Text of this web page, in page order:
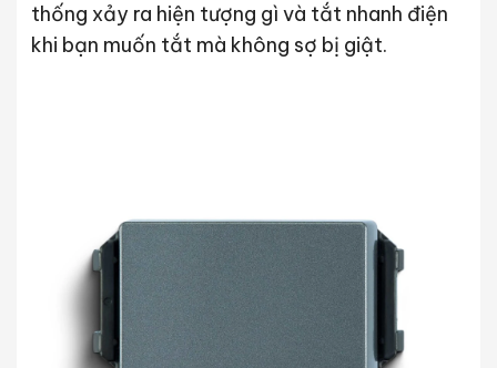
thống xảy ra hiện tượng gì và tắt nhanh điện
khi bạn muốn tắt mà không sợ bị giật.